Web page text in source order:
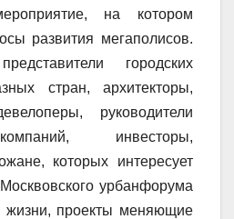
на котором
развития мегаполисов.
городских
стран, архитекторы,
руководители
инвесторы,
которых интересует
урбанфорума
жизни, проекты меняющие